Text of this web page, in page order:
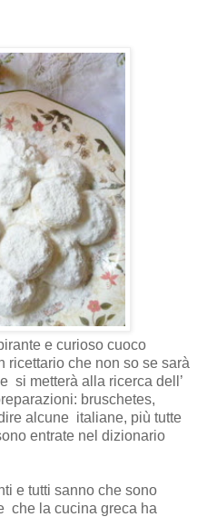
e curioso cuoco
ricettario che non so se sarà
si metterà alla ricerca dell’
bruschetes,
alcune italiane, più tutte
entrate nel dizionario
e tutti sanno che sono
che la cucina greca ha